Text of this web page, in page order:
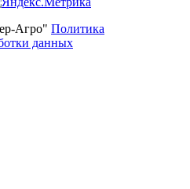
Агро" Политика
данных